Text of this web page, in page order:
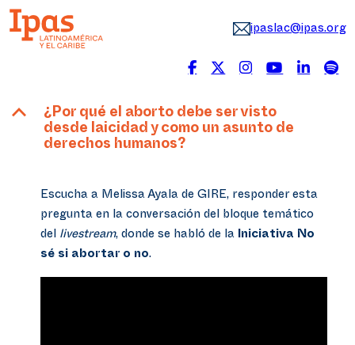
ipaslac@ipas.org
B ¿Por qué el aborto debe ser visto
desde laicidad y como un asunto de
derechos humanos?
Escucha a Melissa Ayala de GIRE, responder esta
pregunta en la conversación del bloque temático
del livestream, donde se habló de la Iniciativa No
sé si abortar o no.